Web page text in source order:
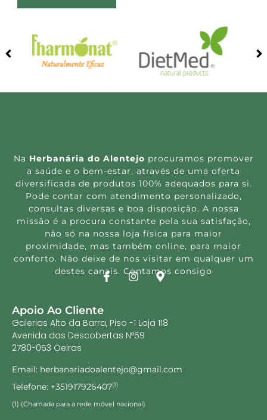
Na Herbanária do Alentejo procuramos promover
a saúde e o bem-estar, através de uma oferta
diversificada de produtos 100% adequados para si.
Pode contar com atendimento personalizado,
consultas diversas e boa disposição. A nossa
missão é a procura constante pela sua satisfação,
não só na nossa loja física para maior
proximidade, mas também online, para maior
conforto. Não deixe de nos visitar em qualquer um
destes canais. Contamos consigo
Apoio Ao Cliente
Galerias Alto da Barra, Piso -1 Loja 118
Avenida das Descobertas Nº59
2780-053 Oeiras
Email: herbanariadoalentejo@gmail.com
Telefone: +351917926407(1)
(1) (Chamada para a rede móvel nacional)